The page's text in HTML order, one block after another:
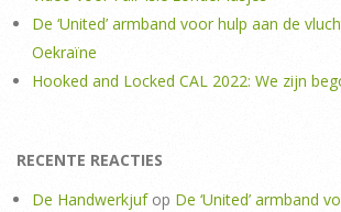
De ‘United’ armband voor hulp aan de
Oekraïne
Hooked and Locked CAL 2022: We zijn
RECENTE REACTIES
De Handwerkjufop De ‘United’ armband